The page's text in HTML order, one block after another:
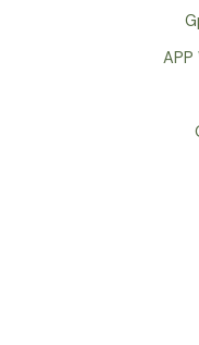
APP